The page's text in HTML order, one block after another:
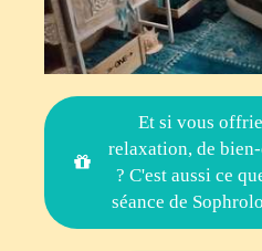
Et si vous
relaxation, de
? C'est aussi ce
séance de